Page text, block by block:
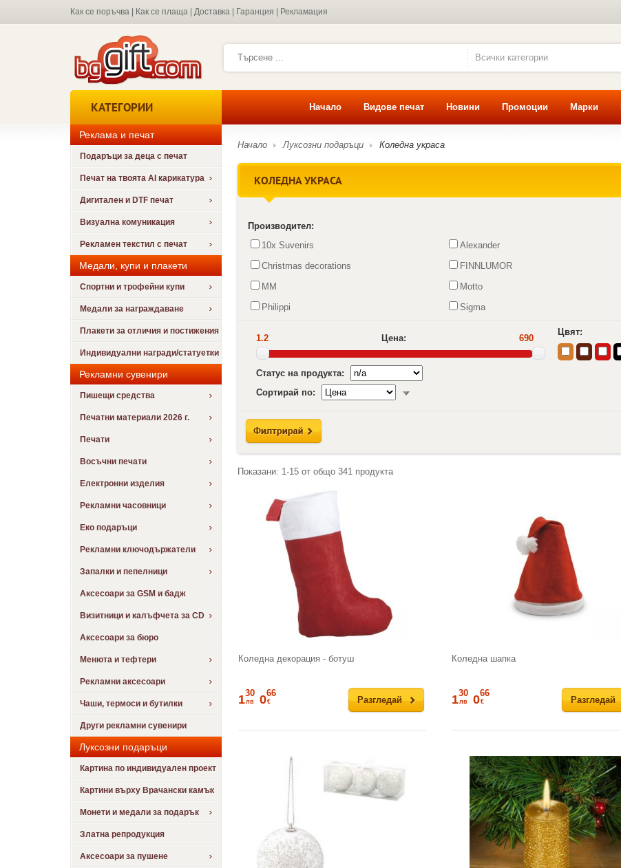
Как се поръчва Как се плаща Доставка Гаранция Рекламация
Всички категории
КАТЕГОРИИ Начало Видове печат Новини Промоции Марки
Реклама и печат
Подаръци за деца с печат
Печат на твоята AI карикатура
Дигитален и DTF печат
Визуална комуникация
Рекламен текстил с печат
Медали, купи и плакети
Спортни и трофейни купи
Медали за награждаване
Плакети за отличия и постижения
Индивидуални награди/статуетки
Рекламни сувенири
Пишещи средства
Печатни материали 2026 г.
Печати
Восъчни печати
Електронни изделия
Рекламни часовници
Еко подаръци
Рекламни ключодържатели
Запалки и пепелници
Аксесоари за GSM и бадж
Визитници и калъфчета за CD
Аксесоари за бюро
Менюта и тефтери
Рекламни аксесоари
Чаши, термоси и бутилки
Други рекламни сувенири
Луксозни подаръци
Картина по индивидуален проект
Картини върху Врачански камък
Монети и медали за подарък
Златна репродукция
Аксесоари за пушене
Начало Луксозни подаръци Коледна украса
КОЛЕДНА УКРАСА
Производител:
10x Suvenirs
Alexander
Christmas decorations
FINNLUMOR
MM
Motto
Philippi
Sigma
1.2 Цена: 690
Статус на продукта:
Сортирай по:
Цвят:
Показани: 1-15от общо 341 продукта
Коледна декорация - ботуш
Разгледай
130
лв 066
€
Коледна шапка
Разгледай
130
лв 066
€